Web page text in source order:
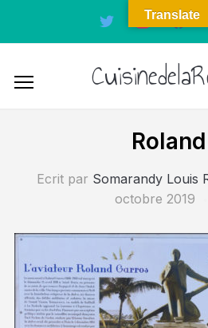
twitter instagramfacebook
Ecrit par Somarandy Louis
octobre 2019
Translate